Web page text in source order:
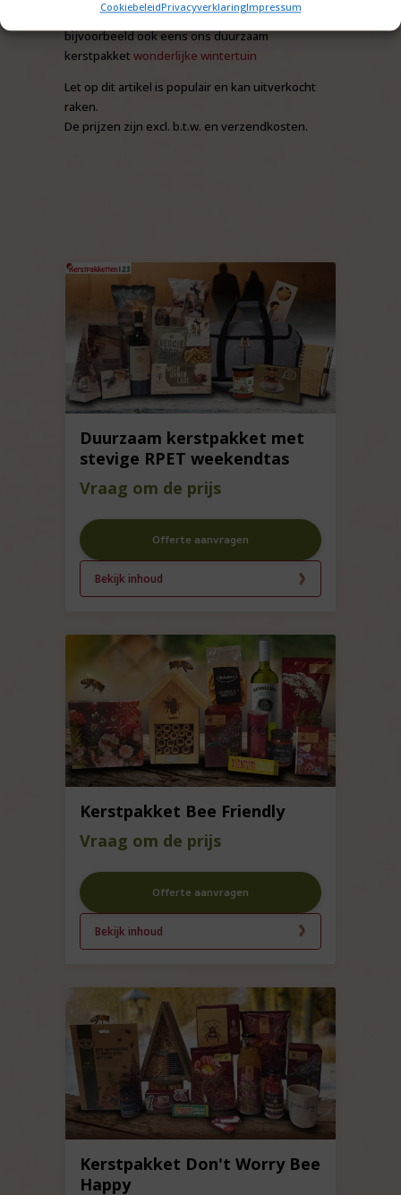
CookiebeleidPrivacyverklaringImpressum
Voor meer duurzame inspiratie, bekijk
bijvoorbeeld ook eens ons duurzaam
kerstpakketwonderlijke wintertuin
Let op dit artikel is populair en kan uitverkocht
raken.
De prijzen zijn excl. b.t.w. en verzendkosten.
Duurzaam kerstpakket met
stevige RPET weekendtas
Vraag om de prijs
Offerte aanvragen
Bekijk inhoud
Kerstpakket Bee Friendly
Vraag om de prijs
Offerte aanvragen
Bekijk inhoud
Kerstpakket Don't Worry Bee
Happy